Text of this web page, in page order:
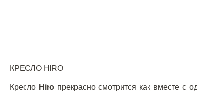
КРЕСЛО HIRO
Кресло Hiro прекрасно смотрится как вместе с